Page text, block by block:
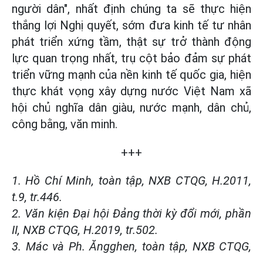
người dân", nhất định chúng ta sẽ thực hiện
thắng lợi Nghị quyết, sớm đưa kinh tế tư nhân
phát triển xứng tầm, thật sự trở thành động
lực quan trọng nhất, trụ cột bảo đảm sự phát
triển vững mạnh của nền kinh tế quốc gia, hiện
thực khát vọng xây dựng nước Việt Nam xã
hội chủ nghĩa dân giàu, nước mạnh, dân chủ,
công bằng, văn minh.
+++
1. Hồ Chí Minh, toàn tập, NXB CTQG, H.2011,
t.9, tr.446.
2. Văn kiện Đại hội Đảng thời kỳ đổi mới, phần
II, NXB CTQG, H.2019, tr.502.
3. Mác và Ph. Ăngghen, toàn tập, NXB CTQG,